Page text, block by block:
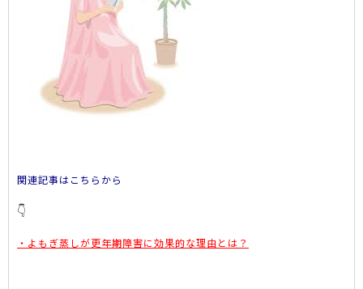
関連記事はこちらから
👇
・よもぎ蒸しが更年期障害に効果的な理由とは？